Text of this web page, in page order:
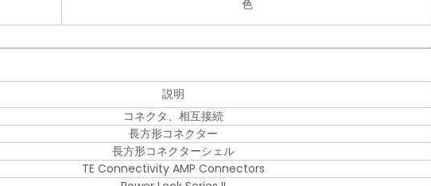
色
説明
コネクタ、相互接続
長方形コネクター
長方形コネクターシェル
TE Connectivity AMP Connectors